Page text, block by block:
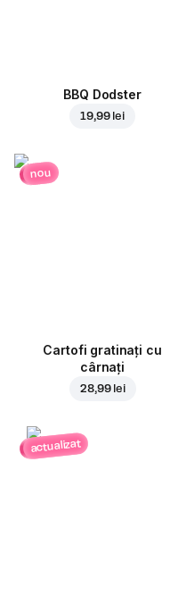
BBQ Dodster
19,99 lei
nou
Cartofi gratinați cu
cârnați
28,99 lei
actualizat